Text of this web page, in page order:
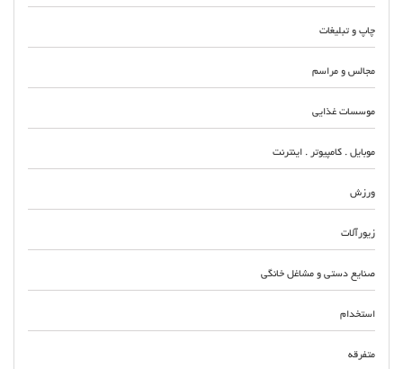
چاپ و تبلیغات
مجالس و مراسم
موسسات غذایی
موبایل . کامپیوتر . اینترنت
ورزش
زیورآلات
صنایع دستی و مشاغل خانگی
استخدام
متفرقه